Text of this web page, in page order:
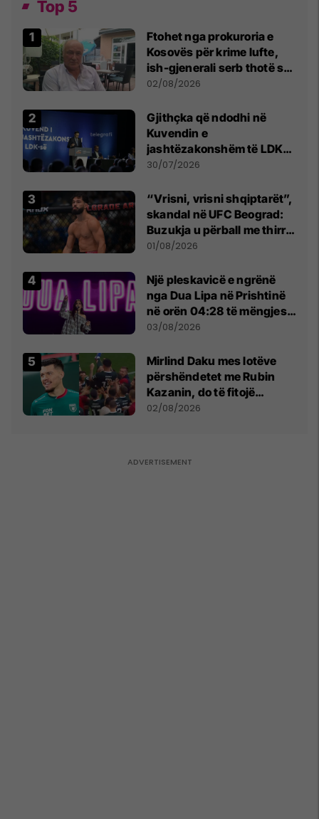
Top 5
Ftohet nga prokuroria e
Kosovës për krime lufte,
ish-gjenerali serb thotë se
dikush e tradhtoi në
02/08/2026
Gjithçka që ndodhi në
Kuvendin e
jashtëzakonshëm të LDK-
së
30/07/2026
“Vrisni, vrisni shqiptarët”,
skandal në UFC Beograd:
Buzukja u përball me thirrje
anti-shqiptare nga
01/08/2026
Një pleskavicë e ngrënë
nga Dua Lipa në Prishtinë
në orën 04:28 të mëngjesit
- dhe bota digjitale serbe
03/08/2026
Mirlind Daku mes lotëve
përshëndetet me Rubin
Kazanin, do të fitojë
miliona te Spartak Moska
02/08/2026